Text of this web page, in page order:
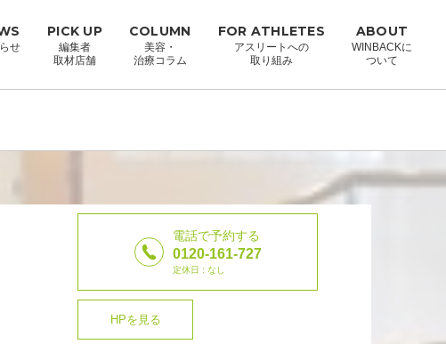
せ
PICK UP
編集者
取材店舗
COLUMN
美容・
治療コラム
FOR ATHLETES
アスリートへの
取り組み
ABOUT
WINBACKに
ついて
電話で予約する
0120-161-727
定休日 : なし
HPを見る